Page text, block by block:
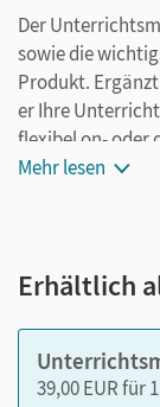
Der
sowie die
Produkt.
er Ihre
flexibel on- oder
Erklärfilme
Mehr lesen
Erhältlich
39,00 EUR für